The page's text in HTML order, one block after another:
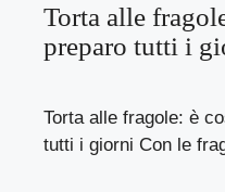
Torta alle
preparo tutti i
Torta alle fragole: è
tutti i giorni Con le